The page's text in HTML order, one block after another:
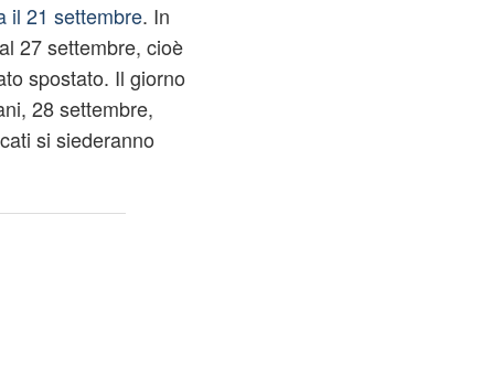
il 21 settembre. In
27 settembre, cioè
spostato. Il giorno
28 settembre,
si siederanno